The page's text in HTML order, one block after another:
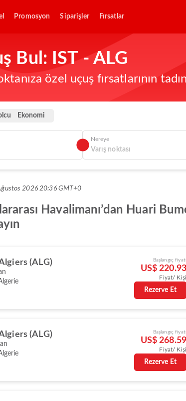
Promosyon Siparişler Fırsatlar
Bul: IST - ALG
özel uçuş fırsatlarının
Ekonomi
Nereye
2026 20:36 GMT+0
Havalimanı’dan Huari
(ALG) Başlangıç fiyatı
US$ 220.93
Fiyat/ Kişi
Rezerve Et
(ALG) Başlangıç fiyatı
US$ 268.59
Fiyat/ Kişi
Rezerve Et